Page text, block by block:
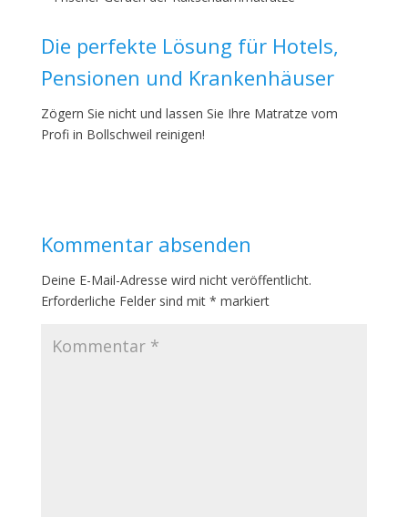
Die perfekte Lösung für Hotels,
Pensionen und Krankenhäuser
Zögern Sie nicht und lassen Sie Ihre Matratze vom
Profi in Bollschweil reinigen!
Kommentar absenden
Deine E-Mail-Adresse wird nicht veröffentlicht.
Erforderliche Felder sind mit * markiert